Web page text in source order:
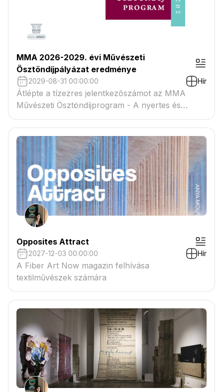
MMA 2026-2029. évi Művészeti
Ösztöndíjpályázat eredménye
2029-08-31 00:00:00 Hír
Átlépte a tízezres jelentkezőszámot az MMA
Művészeti Ösztöndíjprogram - A nyertes és
tartaléklistás pályázók névsora megtekinthető a
csatolmányban
Opposites Attract
2027-12-03 00:00:00 Hír
A Fiber Art Now magazin felhívása
textilművészek számára